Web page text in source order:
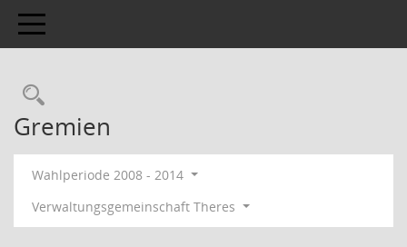
Toggle navigation
Gremien
Wahlperiode 2008 - 2014
Verwaltungsgemeinschaft Theres